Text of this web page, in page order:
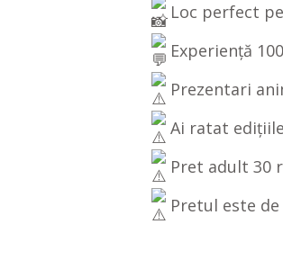
Loc perfect
Experiență
Prezentari
Ai ratat
Pret adult 30
Pretul este